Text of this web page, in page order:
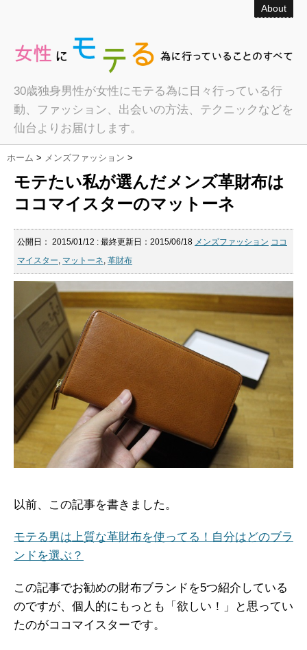
About
30歳独身男性が女性にモテる為に日々行っている行
動、ファッション、出会いの方法、テクニックなどを
仙台よりお届けします。
ホーム > メンズファッション >
モテたい私が選んだメンズ革財布は
ココマイスターのマットーネ
公開日： 2015/01/12 : 最終更新日：2015/06/18 メンズファッション ココ
マイスター, マットーネ, 革財布
以前、この記事を書きました。
モテる男は上質な革財布を使ってる！自分はどのブラ
ンドを選ぶ？
この記事でお勧めの財布ブランドを5つ紹介している
のですが、個人的にもっとも「欲しい！」と思ってい
たのがココマイスターです。